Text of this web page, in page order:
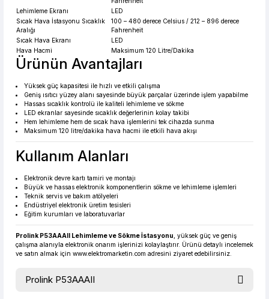
Lehimleme Ekranı
LED
Sıcak Hava İstasyonu Sıcaklık
Aralığı
100 – 480 derece Celsius / 212 – 896 derece
Fahrenheit
Sıcak Hava Ekranı
LED
Hava Hacmi
Maksimum 120 Litre/Dakika
Ürünün Avantajları
Yüksek güç kapasitesi ile hızlı ve etkili çalışma
Geniş ısıtıcı yüzey alanı sayesinde büyük parçalar üzerinde işlem yapabilme
Hassas sıcaklık kontrolü ile kaliteli lehimleme ve sökme
LED ekranlar sayesinde sıcaklık değerlerinin kolay takibi
Hem lehimleme hem de sıcak hava işlemlerini tek cihazda sunma
Maksimum 120 litre/dakika hava hacmi ile etkili hava akışı
Kullanım Alanları
Elektronik devre kartı tamiri ve montajı
Büyük ve hassas elektronik komponentlerin sökme ve lehimleme işlemleri
Teknik servis ve bakım atölyeleri
Endüstriyel elektronik üretim tesisleri
Eğitim kurumları ve laboratuvarlar
Prolink P53AAAII Lehimleme ve Sökme İstasyonu , yüksek güç ve geniş
çalışma alanıyla elektronik onarım işlerinizi kolaylaştırır. Ürünü detaylı incelemek
ve satın almak için www.elektromarketin.com adresini ziyaret edebilirsiniz.
Prolink P53AAAII